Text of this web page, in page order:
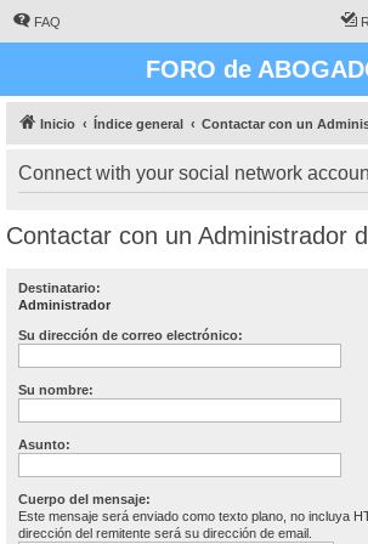
FAQ
FORO de
Inicio Índice general Contactar con un
Connect with your social network
Contactar con un Administrador
Destinatario:
Administrador
Su dirección de correo electrónico:
Su nombre:
Asunto:
Cuerpo del mensaje:
Este mensaje será enviado como texto plano, no incluya
dirección del remitente será su dirección de email.